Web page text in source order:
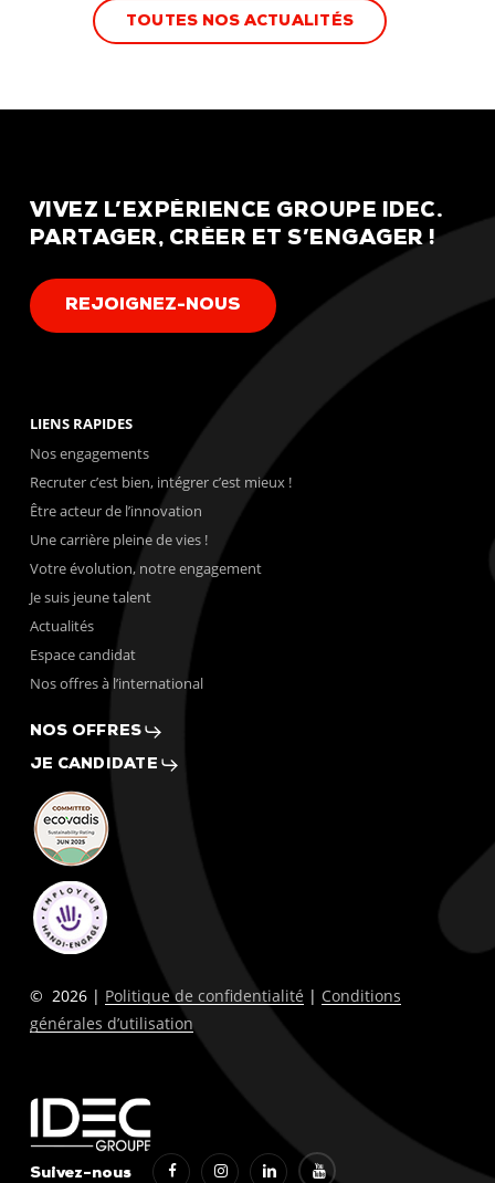
TOU T ES N OS ACTUAL T ÉS
VIVEZ L’EXPÉRIENCE GROUPE
IDEC.
PARTAGER, CRÉER ET S’ENGAGER !
REJO G N EZ- N OUS
LIENS RAPIDES
Nos engagements
Recruter c’est bien, intégrer c’est mieux !
Être acteur de l’innovation
Une carrière pleine de vies !
Votre évolution, notre engagement
Je suis jeune talent
Actualités
Espace candidat
Nos offres à l’international
NOS OFFRES
JE CANDIDATE
© 2026| Politique de confidentialité | Conditions
générales d’utilisation
Suivez-nous